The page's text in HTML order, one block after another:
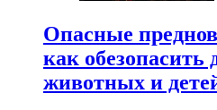
Опасные
как
животных и